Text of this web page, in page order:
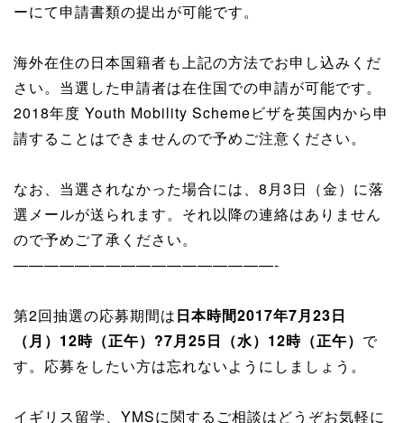
ーにて申請書類の提出が可能です。
海外在住の日本国籍者も上記の方法でお申し込みくだ
さい。当選した申請者は在住国での申請が可能です。
2018年度 Youth Mobility Schemeビザを英国内から申
請することはできませんので予めご注意ください。
なお、当選されなかった場合には、8月3日（金）に落
選メールが送られます。それ以降の連絡はありません
ので予めご了承ください。
—————————————————-
第2回抽選の応募期間は日本時間2017年7月23日
（月）12時（正午）?7月25日（水）12時（正午） で
す。応募をしたい方は忘れないようにしましょう。
イギリス留学、YMSに関するご相談はどうぞお気軽に